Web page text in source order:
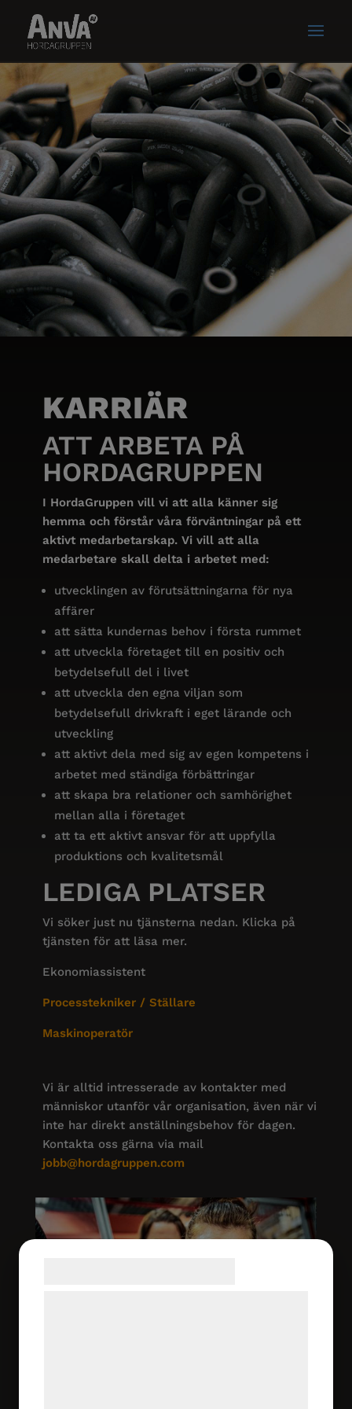
KARRIÄR
ATT ARBETA PÅ
HORDAGRUPPEN
I HordaGruppen vill vi att alla känner sig
hemma och förstår våra förväntningar på ett
aktivt medarbetarskap. Vi vill att alla
medarbetare skall delta i arbetet med:
utvecklingen av förutsättningarna för nya
affärer
att sätta kundernas behov i första rummet
att utveckla företaget till en positiv och
betydelsefull del i livet
att utveckla den egna viljan som
betydelsefull drivkraft i eget lärande och
utveckling
att aktivt dela med sig av egen kompetens i
arbetet med ständiga förbättringar
att skapa bra relationer och samhörighet
mellan alla i företaget
att ta ett aktivt ansvar för att uppfylla
produktions och kvalitetsmål
LEDIGA PLATSER
Vi söker just nu tjänsterna nedan. Klicka på
tjänsten för att läsa mer.
Ekonomiassistent
Processtekniker / Ställare
Maskinoperatör
Vi är alltid intresserade av kontakter med
människor utanför vår organisation, även när vi
inte har direkt anställningsbehov för dagen.
Kontakta oss gärna via mail
jobb@hordagruppen.com